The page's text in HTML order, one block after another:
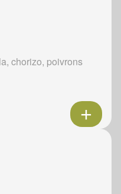
chorizo, poivrons